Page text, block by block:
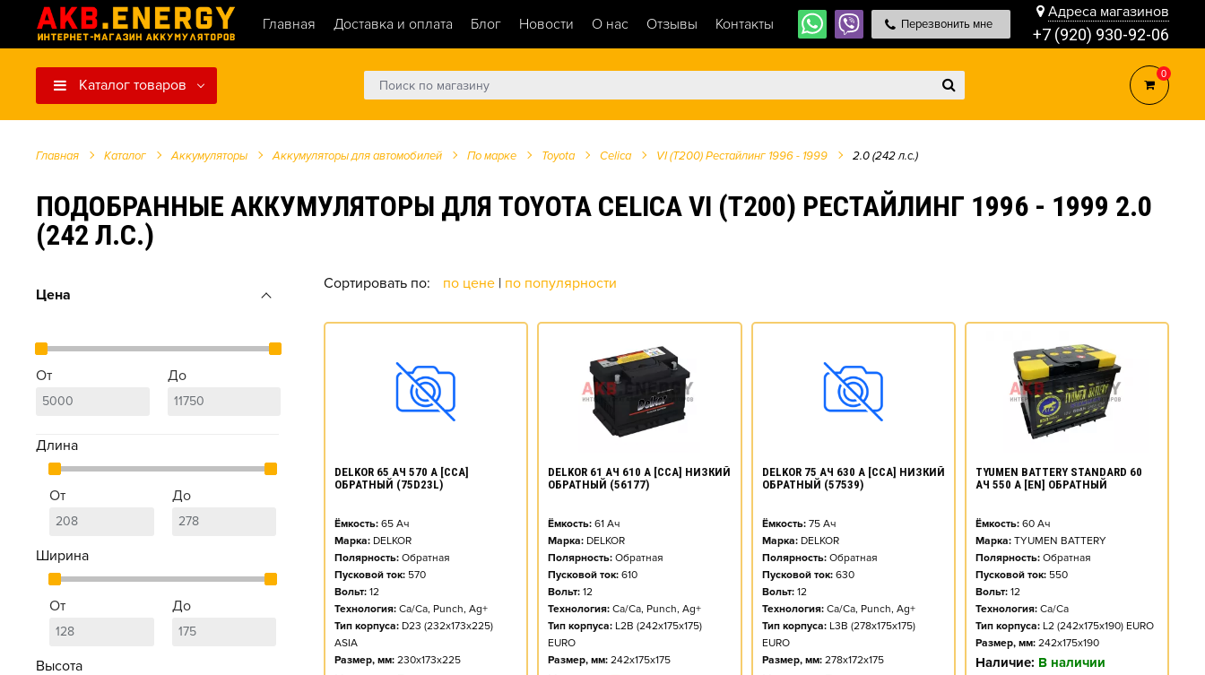
Главная Доставка и оплата Блог Новости О нас Отзывы Контакты Перезвонить мне
Адреса магазинов
+7 (920) 930-92-06
Каталог товаров
0
Главная Каталог Аккумуляторы Аккумуляторы для автомобилей По марке Toyota Celica VI (T200) Рестайлинг 1996 - 1999 2.0 (242 л.с.)
ПОДОБРАННЫЕ АККУМУЛЯТОРЫ ДЛЯ TOYOTA CELICA VI (T200) РЕСТАЙЛИНГ 1996 - 1999 2.0
(242 Л.С.)
Цена
От До
Длина
От До
Ширина
От До
Высота
Сортировать по: по цене | по популярности
DELKOR 65 АЧ 570 А [CCA]
ОБРАТНЫЙ (75D23L)
Ёмкость: 65 Ач
Марка: DELKOR
Полярность: Обратная
Пусковой ток: 570
Вольт: 12
Технология: Ca/Ca, Punch, Ag+
Тип корпуса: D23 (232x173x225)
ASIA
Размер, мм: 230x173x225
DELKOR 61 АЧ 610 А [CCA] НИЗКИЙ
ОБРАТНЫЙ (56177)
Ёмкость: 61 Ач
Марка: DELKOR
Полярность: Обратная
Пусковой ток: 610
Вольт: 12
Технология: Ca/Ca, Punch, Ag+
Тип корпуса: L2B (242x175x175)
EURO
Размер, мм: 242x175x175
DELKOR 75 АЧ 630 А [CCA] НИЗКИЙ
ОБРАТНЫЙ (57539)
Ёмкость: 75Ач
Марка: DELKOR
Полярность: Обратная
Пусковой ток: 630
Вольт: 12
Технология: Ca/Ca, Punch, Ag+
Тип корпуса: L3B (278x175x175)
EURO
Размер, мм: 278x172x175
TYUMEN BATTERY STANDARD 60
АЧ 550 А [EN] ОБРАТНЫЙ
Ёмкость: 60Ач
Марка: TYUMEN BATTERY
Полярность: Обратная
Пусковой ток: 550
Вольт: 12
Технология: Ca/Ca
Тип корпуса: L2 (242x175x190) EURO
Размер, мм: 242x175x190
Наличие: В наличии